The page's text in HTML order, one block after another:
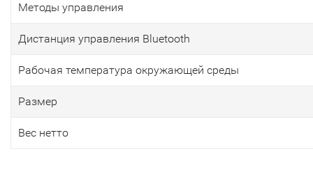
Методы управления
Дистанция управления Bluetooth
Рабочая температура окружающей среды
Размер
Вес нетто